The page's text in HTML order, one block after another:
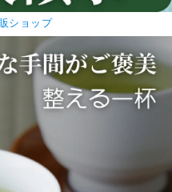
ショップ